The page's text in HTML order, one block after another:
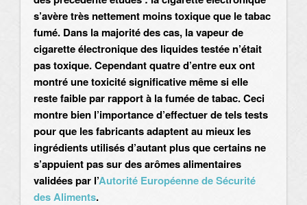
s’avère très nettement moins toxique que le tabac
fumé. Dans la majorité des cas, la vapeur de
cigarette électronique des liquides testée n’était
pas toxique. Cependant quatre d’entre eux ont
montré une toxicité significative même si elle
reste faible par rapport à la fumée de tabac. Ceci
montre bien l’importance d’effectuer de tels tests
pour que les fabricants adaptent au mieux les
ingrédients utilisés d’autant plus que certains ne
s’appuient pas sur des arômes alimentaires
validées par l’Autorité Européenne de Sécurité
des Aliments.